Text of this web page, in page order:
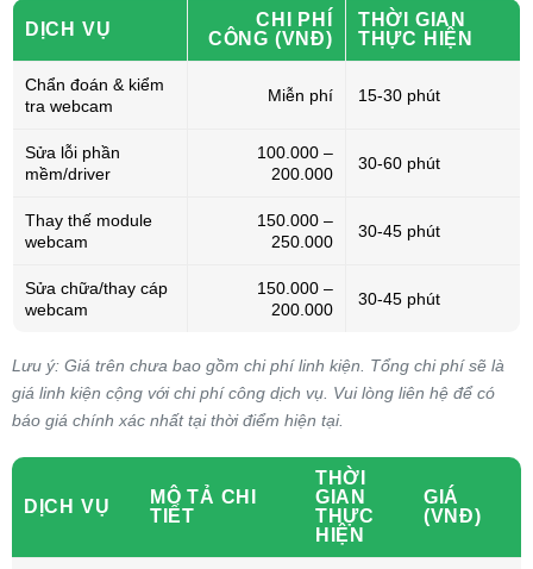
DỊCH VỤ
CHI PHÍ
CÔNG (VNĐ)
THỜI GIAN
THỰC HIỆN
Chẩn đoán & kiểm
tra webcam
Miễn phí 15-30 phút
Sửa lỗi phần
mềm/driver
100.000 –
200.000
30-60 phút
Thay thế module
webcam
150.000 –
250.000
30-45 phút
Sửa chữa/thay cáp
webcam
150.000 –
200.000
30-45 phút
Lưu ý: Giá trên chưa bao gồm chi phí linh kiện. Tổng chi phí sẽ là
giá linh kiện cộng với chi phí công dịch vụ. Vui lòng liên hệ để có
báo giá chính xác nhất tại thời điểm hiện tại.
DỊCH VỤ
MÔ TẢ CHI
TIẾT
THỜI
GIAN
THỰC
HIỆN
GIÁ
(VNĐ)